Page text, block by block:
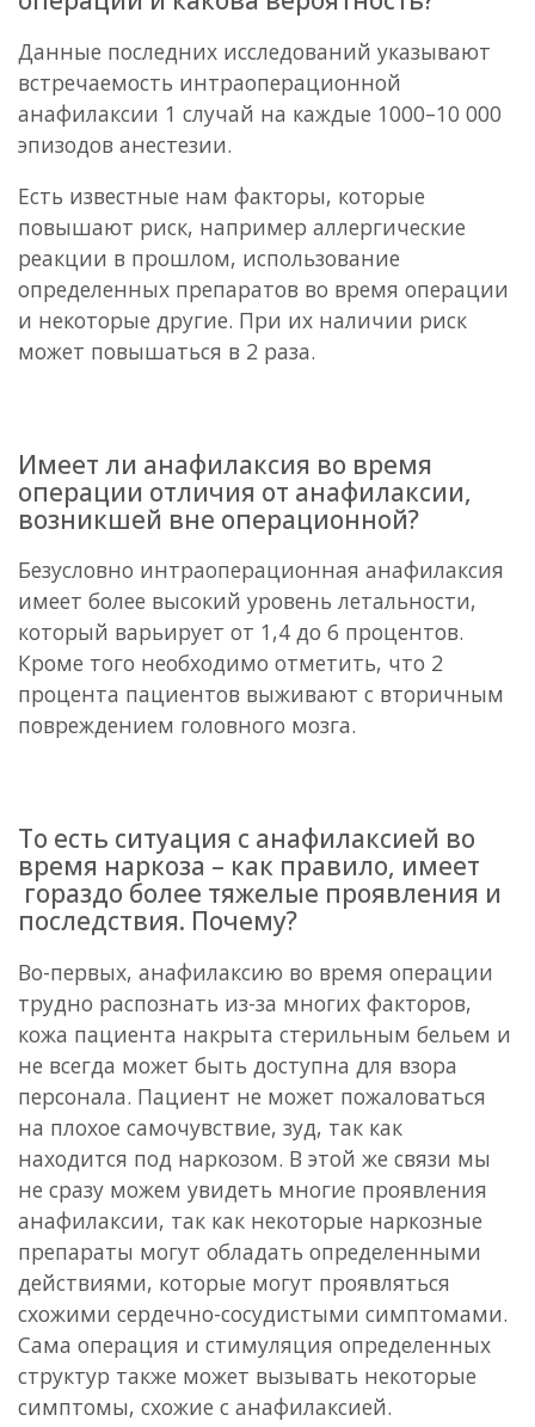
Данные последних исследований указывают
встречаемость интраоперационной
анафилаксии 1 случай на каждые 1000–10 000
эпизодов анестезии.
Есть известные нам факторы, которые
повышают риск, например аллергические
реакции в прошлом, использование
определенных препаратов во время операции
и некоторые другие. При их наличии риск
может повышаться в 2 раза.
Имеет ли анафилаксия во время
операции отличия от анафилаксии,
возникшей вне операционной?
Безусловно интраоперационная анафилаксия
имеет более высокий уровень летальности,
который варьирует от 1,4 до 6 процентов.
Кроме того необходимо отметить, что 2
процента пациентов выживают с вторичным
повреждением головного мозга.
То есть ситуация с анафилаксией во
время наркоза – как правило, имеет
гораздо более тяжелые проявления и
последствия. Почему?
Во-первых, анафилаксию во время операции
трудно распознать из-за многих факторов,
кожа пациента накрыта стерильным бельем и
не всегда может быть доступна для взора
персонала. Пациент не может пожаловаться
на плохое самочувствие, зуд, так как
находится под наркозом. В этой же связи мы
не сразу можем увидеть многие проявления
анафилаксии, так как некоторые наркозные
препараты могут обладать определенными
действиями, которые могут проявляться
схожими сердечно-сосудистыми симптомами.
Сама операция и стимуляция определенных
структур также может вызывать некоторые
симптомы, схожие с анафилаксией.